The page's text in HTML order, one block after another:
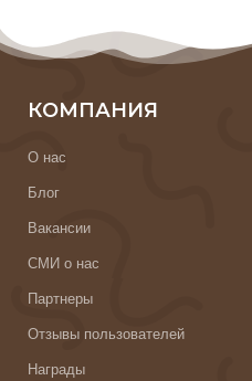
КОМПАНИЯ
О нас
Блог
Вакансии
СМИ о нас
Партнеры
Отзывы пользователей
Награды